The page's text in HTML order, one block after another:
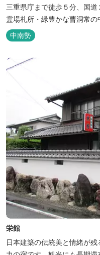
三重県庁まで徒歩５分、国
霊場札所・緑豊かな曹洞常
る塔世山四天王寺があります。
中南勢
栄館
日本建築の伝統美と情緒が